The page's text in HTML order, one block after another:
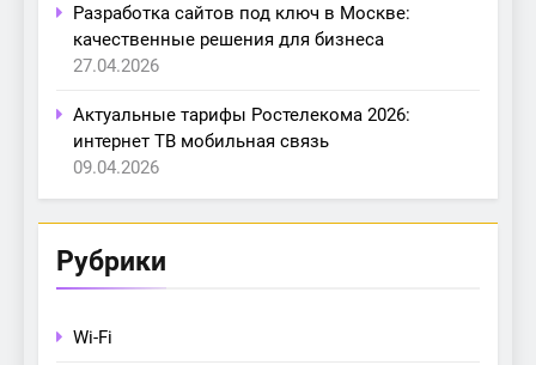
Разработка сайтов под ключ в Москве:
качественные решения для бизнеса
27.04.2026
Актуальные тарифы Ростелекома 2026:
интернет ТВ мобильная связь
09.04.2026
Рубрики
Wi-Fi